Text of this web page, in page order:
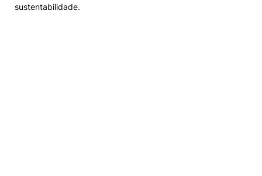
sustentabilidade.